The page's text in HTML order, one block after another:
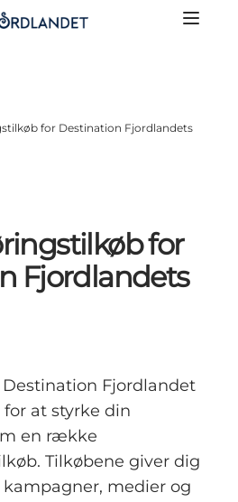
for Destination Fjordlandets
for
Fjordlandets
Fjordlandet
at styrke din
en række
Tilkøbene giver dig
medier og